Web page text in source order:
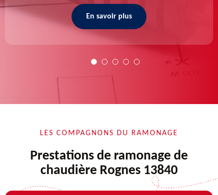
En savoir plus
LES COMPAGNONS DU RAMONAGE
Prestations de ramonage de
chaudière Rognes 13840